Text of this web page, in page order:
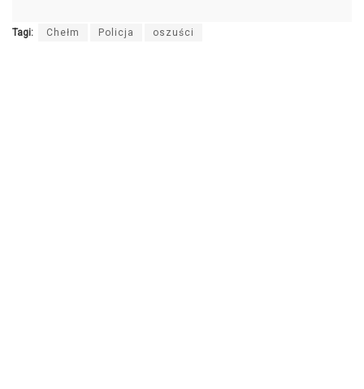
Tagi: Chełm Policja oszuści